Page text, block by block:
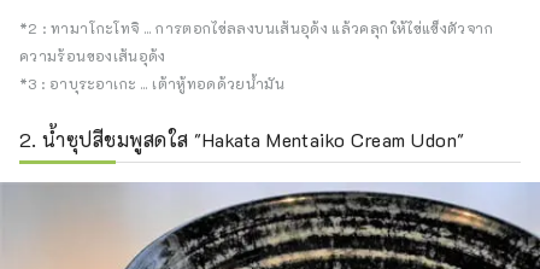
*2 : ทามาโกะโทจิ ... การตอกไข่ลลงบนเส้นอุด้ง แล้วคลุกให้ไข่แข็งตัวจาก
ความร้อนของเส้นอุด้ง
*3 : อาบุระอาเกะ ... เต้าหู้ทอดด้วยน้ำมัน
2. น้ำซุปสีชมพูสดใส "Hakata Mentaiko Cream Udon"